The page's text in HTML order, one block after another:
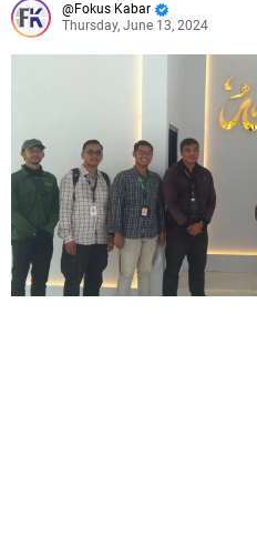
Fokus Kabar
Thursday, June 13, 2024